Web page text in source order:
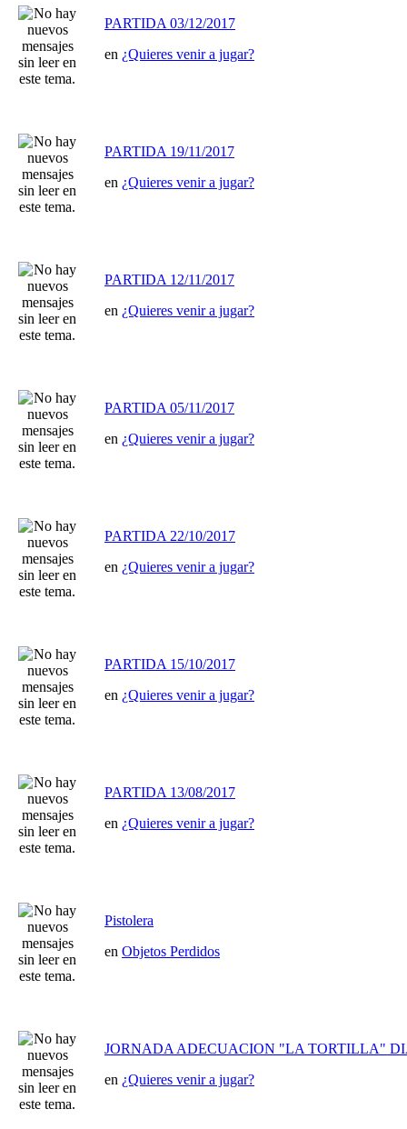
PARTIDA 03/12/2017
en ¿Quieres venir a jugar?
PARTIDA 19/11/2017
en ¿Quieres venir a jugar?
PARTIDA 12/11/2017
en ¿Quieres venir a jugar?
PARTIDA 05/11/2017
en ¿Quieres venir a jugar?
PARTIDA 22/10/2017
en ¿Quieres venir a jugar?
PARTIDA 15/10/2017
en ¿Quieres venir a jugar?
PARTIDA 13/08/2017
en ¿Quieres venir a jugar?
Pistolera
en Objetos Perdidos
JORNADA ADECUACION "LA TORTILLA"
en ¿Quieres venir a jugar?